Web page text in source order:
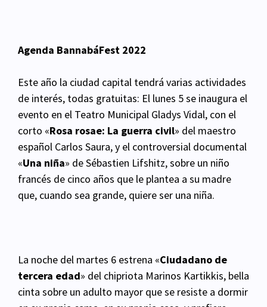
Agenda BannabáFest 2022
Este año la ciudad capital tendrá varias actividades
de interés, todas gratuitas: El lunes 5 se inaugura el
evento en el Teatro Municipal Gladys Vidal, con el
corto «Rosa rosae: La guerra civil» del maestro
español Carlos Saura, y el controversial documental
«Una niña» de Sébastien Lifshitz, sobre un niño
francés de cinco años que le plantea a su madre
que, cuando sea grande, quiere ser una niña.
La noche del martes 6 estrena «Ciudadano de
tercera edad» del chipriota Marinos Kartikkis, bella
cinta sobre un adulto mayor que se resiste a dormir